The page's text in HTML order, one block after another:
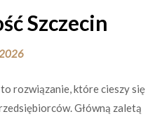
Szczecin
rozwiązanie, które cieszy się
Główną zaletą